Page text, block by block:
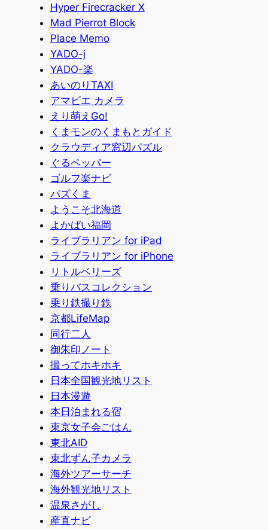
Hyper Firecracker X
Mad Pierrot Block
Place Memo
YADO-j
YADO-楽
あいのりTAXI
アマビエ カメラ
えり萌えGo!
くまモンのくまもとガイド
クラウディア窓辺パズル
ぐるペッパー
ゴルフ楽ナビ
パズくま
ようこそ北海道
よかばい福岡
ライブラリアン for iPad
ライブラリアン for iPhone
リトルベリーズ
乗りバスコレクション
乗り鉄撮り鉄
京都LifeMap
同行二人
御朱印ノート
撮ってホキホキ
日本全国観光地リスト
日本漫遊
本日泊まれる宿
東京女子会ごはん
東北AID
東北ずん子カメラ
海外ツアーサーチ
海外観光地リスト
温泉さがし
産直ナビ